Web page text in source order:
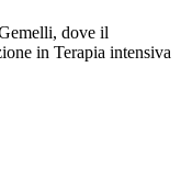
dove il
in Terapia intensiva